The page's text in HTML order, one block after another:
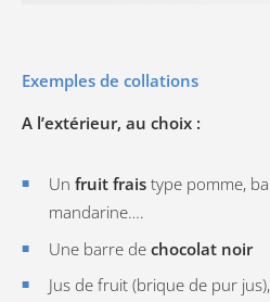
Exemples de collations
A l’extérieur, au choix :
Un fruit frais type pomme,
mandarine….
Une barre de chocolat noir
Jus de fruit (brique de pur